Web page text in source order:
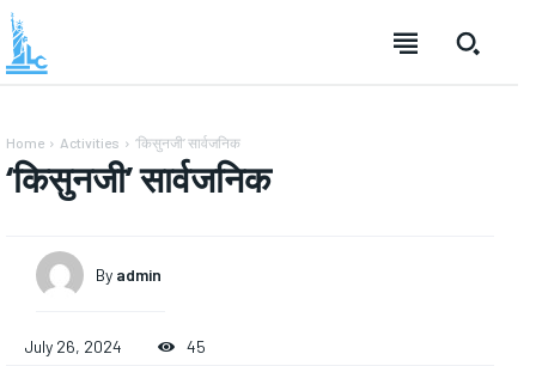
Home Activities ‘किसुनजी’ सार्वजनिक
‘किसुनजी’ सार्वजनिक
By admin
July 26, 2024 45